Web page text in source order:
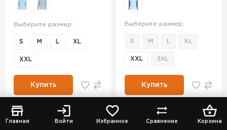
Главная Войти Избранное Сравнение Корзина
Выберите размер:
S M L XL
XXL
Купить
Выберите размер:
S M XL
XXL 3XL
Купить